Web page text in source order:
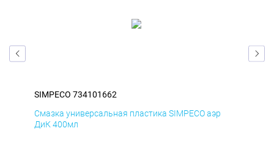
SIMPECO 734101662
Смазка универсальная пластика SIMPECO аэр
ДиК 400мл